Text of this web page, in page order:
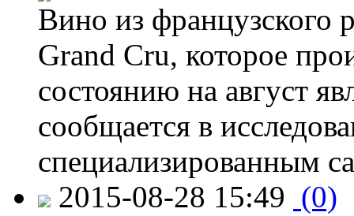
Вино из французского
Grand Cru, которое
состоянию на август
сообщается в
специализированным
2015-08-28 15:49 (0)